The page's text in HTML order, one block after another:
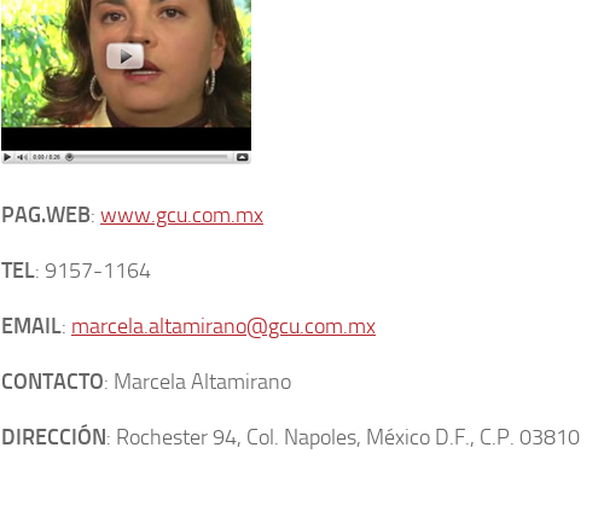
PAG.WEB: www.gcu.com.mx
TEL: 9157-1164
EMAIL: marcela.altamirano@gcu.com.mx
CONTACTO: Marcela Altamirano
DIRECCIÓN: Rochester 94, Col. Napoles, México D.F., C.P. 03810